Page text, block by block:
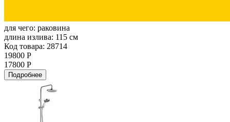
для чего: раковина
длина излива: 115 см
Код товара: 28714
19800 Р
17800 Р
Подробнее